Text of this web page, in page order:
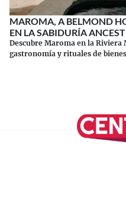
MAROMA, A BELMOND
EN LA SABIDURÍA
Descubre Maroma en la
gastronomía y rituales de